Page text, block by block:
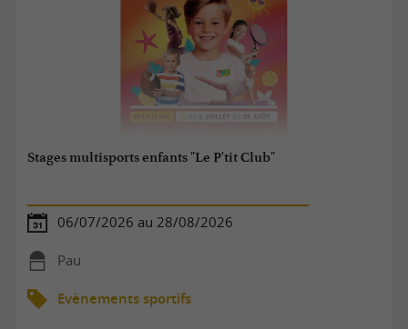
Stages multisports enfants "Le P'tit Club"
06/07/2026 au 28/08/2026
Pau
Evènements sportifs